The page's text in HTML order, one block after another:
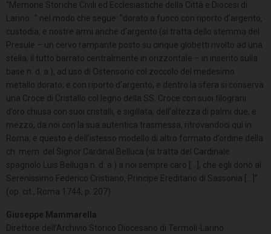
“Memorie Storiche Civili ed Ecclesiastiche della Città e Diocesi di
Larino…” nel modo che segue: “dorato a fuoco con riporto d’argento,
custodia, e nostre armi anche d’argento (si tratta dello stemma del
Presule – un cervo rampante posto su cinque globetti rivolto ad una
stella, il tutto barrato centralmente in orizzontale – in inserito sulla
base n. d. a.), ad uso di Ostensorio col zoccolo del medesimo
metallo dorato, e con riporto d’argento, e dentro la sfera si conserva
una Croce di Cristallo col legno della SS. Croce con suoi filograni
d’oro chiusa con suoi cristalli, e sigillata, dell’altezza di palmi due, e
mezzo, da noi con la sua autentica trasmessa, ritrovandoci qui in
Roma, e questo è dell’istesso modello di altro formato d’ordine della
ch. mem. del Signor Cardinal Belluca (si tratta del Cardinale
spagnolo Luis Belluga n. d. a.) a noi sempre caro […], che egli donò al
Serenissimo Federico Cristiano, Principe Ereditario di Sassonia […]”
(op. cit., Roma 1744, p. 207).
Giuseppe Mammarella
Direttore dell’Archivio Storico Diocesano di Termoli-Larino